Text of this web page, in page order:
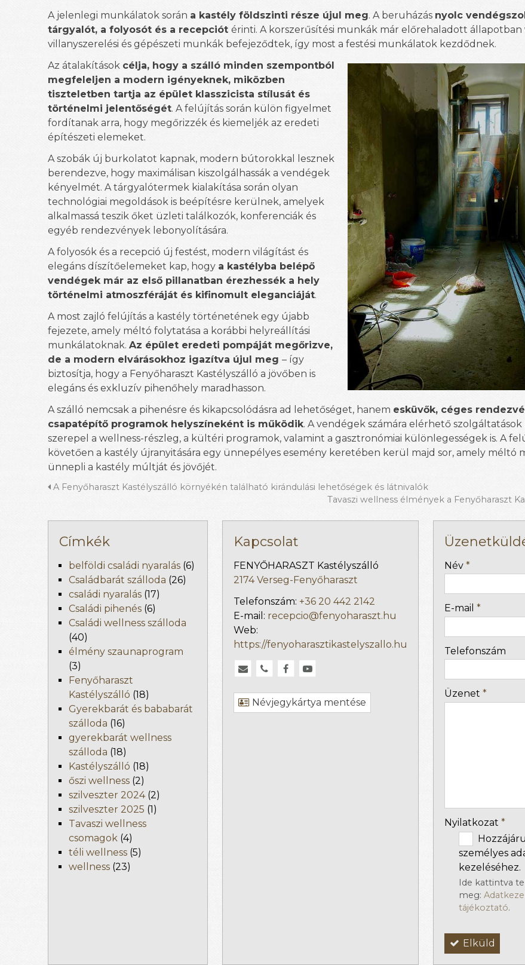
A jelenlegi munkálatok során a kastély földszinti része újul meg. A beruházás nyolc
tárgyalót, a folyosót és a recepciót érinti. A korszerűsítési munkák már előrehaladott állapotban
villanyszerelési és gépészeti munkák befejeződtek, így most a festési munkálatok kezdődnek.
Az átalakítások célja, hogy a szálló minden szempontból
megfeleljen a modern igényeknek, miközben
tiszteletben tartja az épület klasszicista stílusát és
történelmi jelentőségét. A felújítás során külön figyelmet
fordítanak arra, hogy megőrizzék és kiemeljék az eredeti
építészeti elemeket.
A szobák új burkolatot kapnak, modern bútorokkal lesznek
berendezve, hogy maximálisan kiszolgálhassák a vendégek
kényelmét. A tárgyalótermek kialakítása során olyan
technológiai megoldások is beépítésre kerülnek, amelyek
alkalmassá teszik őket üzleti találkozók, konferenciák és
egyéb rendezvények lebonyolítására.
A folyosók és a recepció új festést, modern világítást és
elegáns díszítőelemeket kap, hogy a kastélyba belépő
vendégek már az első pillanatban érezhessék a hely
történelmi atmoszféráját és kifinomult eleganciáját.
A most zajló felújítás a kastély történetének egy újabb
fejezete, amely méltó folytatása a korábbi helyreállítási
munkálatoknak. Az épület eredeti pompáját megőrizve,
de a modern elvárásokhoz igazítva újul meg – így
biztosítja, hogy a Fenyőharaszt Kastélyszálló a jövőben is
elegáns és exkluzív pihenőhely maradhasson.
A szálló nemcsak a pihenésre és kikapcsolódásra ad lehetőséget, hanem esküvők, céges
csapatépítő programok helyszíneként is működik. A vendégek számára elérhető
szerepel a wellness-részleg, a kültéri programok, valamint a gasztronómiai különlegességek is. A
követően a kastély újranyitására egy ünnepélyes esemény keretében kerül majd sor, amely méltó
ünnepli a kastély múltját és jövőjét.
A Fenyőharaszt Kastélyszálló környékén található kirándulási lehetőségek és látnivalók
Tavaszi wellness élmények a Fenyőharaszt
Címkék
belföldi családi nyaralás (6)
Családbarát szálloda (26)
családi nyaralás (17)
Családi pihenés (6)
Családi wellness szálloda
(40)
élmény szaunaprogram
(3)
Fenyőharaszt
Kastélyszálló (18)
Gyerekbarát és bababarát
szálloda (16)
gyerekbarát wellness
szálloda (18)
Kastélyszálló (18)
őszi wellness (2)
szilveszter 2024(2)
szilveszter 2025 (1)
Tavaszi wellness
csomagok (4)
téli wellness (5)
wellness (23)
Kapcsolat
FENYŐHARASZT Kastélyszálló
2174 Verseg-Fenyőharaszt
Telefonszám: +36 20 442 2142
E-mail: recepcio@fenyoharaszt.hu
Web:
https://fenyoharasztikastelyszallo.hu
Névjegykártya mentése
-
Név *
E-mail *
Telefonszám
Üzenet *
Nyilatkozat *
személyes
kezeléséhez.
Ide kattintva
meg:
tájékoztató.
Elküld